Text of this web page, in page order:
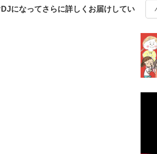
になってさらに詳しくお届けしてい